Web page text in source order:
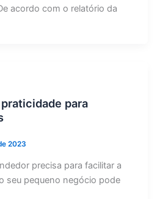
acordo com o relatório da
para
2023
precisa para facilitar a
seu pequeno negócio pode